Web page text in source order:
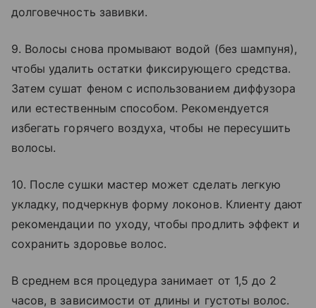
долговечность завивки.
9. Волосы снова промывают водой (без шампуня),
чтобы удалить остатки фиксирующего средства.
Затем сушат феном с использованием диффузора
или естественным способом. Рекомендуется
избегать горячего воздуха, чтобы не пересушить
волосы.
10. После сушки мастер может сделать легкую
укладку, подчеркнув форму локонов. Клиенту дают
рекомендации по уходу, чтобы продлить эффект и
сохранить здоровье волос.
В среднем вся процедура занимает от 1,5 до 2
часов, в зависимости от длины и густоты волос.